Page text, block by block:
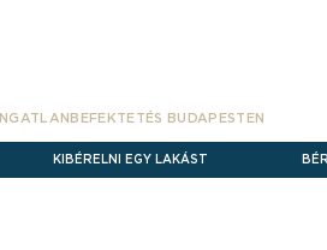
INGATLANBEFEKTETÉS BUDAPESTEN
KIBÉRELNI EGY LAKÁST